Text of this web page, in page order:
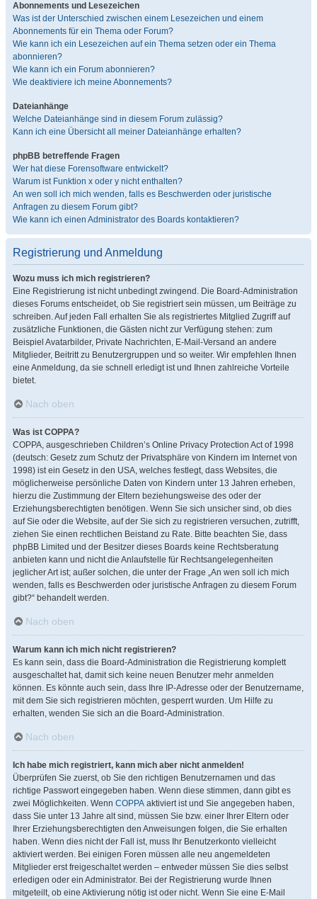
Abonnements und Lesezeichen
Was ist der Unterschied zwischen einem Lesezeichen und einem
Abonnements für ein Thema oder Forum?
Wie kann ich ein Lesezeichen auf ein Thema setzen oder ein Thema
abonnieren?
Wie kann ich ein Forum abonnieren?
Wie deaktiviere ich meine Abonnements?
Dateianhänge
Welche Dateianhänge sind in diesem Forum zulässig?
Kann ich eine Übersicht all meiner Dateianhänge erhalten?
phpBB betreffende Fragen
Wer hat diese Forensoftware entwickelt?
Warum ist Funktion x oder y nicht enthalten?
An wen soll ich mich wenden, falls es Beschwerden oder juristische
Anfragen zu diesem Forum gibt?
Wie kann ich einen Administrator des Boards kontaktieren?
Registrierung und Anmeldung
Wozu muss ich mich registrieren?
Eine Registrierung ist nicht unbedingt zwingend. Die Board-Administration
dieses Forums entscheidet, ob Sie registriert sein müssen, um Beiträge zu
schreiben. Auf jeden Fall erhalten Sie als registriertes Mitglied Zugriff auf
zusätzliche Funktionen, die Gästen nicht zur Verfügung stehen: zum
Beispiel Avatarbilder, Private Nachrichten, E-Mail-Versand an andere
Mitglieder, Beitritt zu Benutzergruppen und so weiter. Wir empfehlen Ihnen
eine Anmeldung, da sie schnell erledigt ist und Ihnen zahlreiche Vorteile
bietet.
Nach oben
Was ist COPPA?
COPPA, ausgeschrieben Children’s Online Privacy Protection Act of 1998
(deutsch: Gesetz zum Schutz der Privatsphäre von Kindern im Internet von
1998) ist ein Gesetz in den USA, welches festlegt, dass Websites, die
möglicherweise persönliche Daten von Kindern unter 13 Jahren erheben,
hierzu die Zustimmung der Eltern beziehungsweise des oder der
Erziehungsberechtigten benötigen. Wenn Sie sich unsicher sind, ob dies
auf Sie oder die Website, auf der Sie sich zu registrieren versuchen, zutrifft,
ziehen Sie einen rechtlichen Beistand zu Rate. Bitte beachten Sie, dass
phpBB Limited und der Besitzer dieses Boards keine Rechtsberatung
anbieten kann und nicht die Anlaufstelle für Rechtsangelegenheiten
jeglicher Art ist; außer solchen, die unter der Frage „An wen soll ich mich
wenden, falls es Beschwerden oder juristische Anfragen zu diesem Forum
gibt?“ behandelt werden.
Nach oben
Warum kann ich mich nicht registrieren?
Es kann sein, dass die Board-Administration die Registrierung komplett
ausgeschaltet hat, damit sich keine neuen Benutzer mehr anmelden
können. Es könnte auch sein, dass Ihre IP-Adresse oder der Benutzername,
mit dem Sie sich registrieren möchten, gesperrt wurden. Um Hilfe zu
erhalten, wenden Sie sich an die Board-Administration.
Nach oben
Ich habe mich registriert, kann mich aber nicht anmelden!
Überprüfen Sie zuerst, ob Sie den richtigen Benutzernamen und das
richtige Passwort eingegeben haben. Wenn diese stimmen, dann gibt es
zwei Möglichkeiten. Wenn COPPA aktiviert ist und Sie angegeben haben,
dass Sie unter 13 Jahre alt sind, müssen Sie bzw. einer Ihrer Eltern oder
Ihrer Erziehungsberechtigten den Anweisungen folgen, die Sie erhalten
haben. Wenn dies nicht der Fall ist, muss Ihr Benutzerkonto vielleicht
aktiviert werden. Bei einigen Foren müssen alle neu angemeldeten
Mitglieder erst freigeschaltet werden – entweder müssen Sie dies selbst
erledigen oder ein Administrator. Bei der Registrierung wurde Ihnen
mitgeteilt, ob eine Aktivierung nötig ist oder nicht. Wenn Sie eine E-Mail